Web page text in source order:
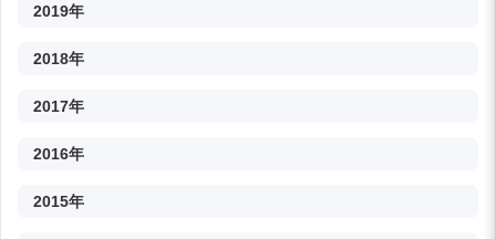
2019年
2018年
2017年
2016年
2015年